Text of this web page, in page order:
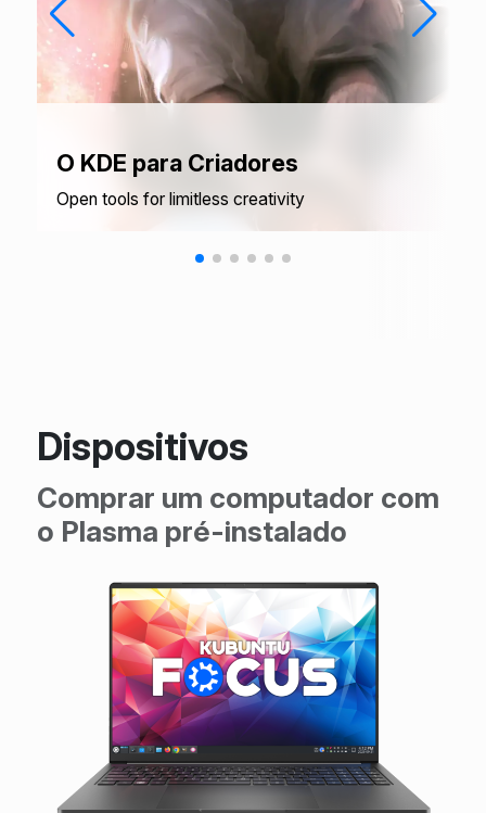
O KDE para Criadores
Open tools for limitless creativity
Dispositivos
Comprar um computador com
o Plasma pré-instalado